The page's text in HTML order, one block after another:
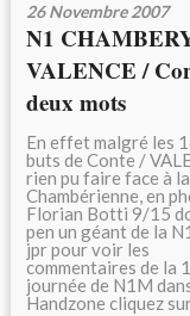
26 Novembre 2007
N1
VALENCE /
deux mots
En effet malgré les
buts de Conte /
rien pu faire face à
Chambérienne, en
Florian Botti 9/15
pen un géant de la
jpr pour voir les
commentaires de la
journée de N1M
Handzone cliquez